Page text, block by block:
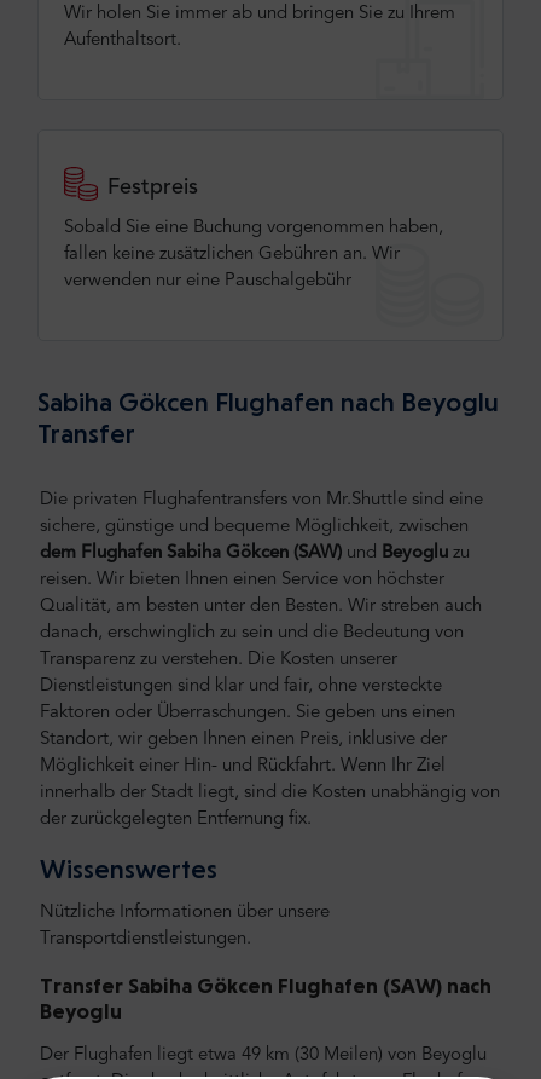
Wir holen Sie immer ab und bringen Sie zu Ihrem
Aufenthaltsort.
Festpreis
Sobald Sie eine Buchung vorgenommen haben,
fallen keine zusätzlichen Gebühren an. Wir
verwenden nur eine Pauschalgebühr
Sabiha Gökcen Flughafen nach Beyoglu
Transfer
Die privaten Flughafentransfers von Mr.Shuttle sind eine
sichere, günstige und bequeme Möglichkeit, zwischen
dem Flughafen Sabiha Gökcen (SAW) und Beyoglu zu
reisen. Wir bieten Ihnen einen Service von höchster
Qualität, am besten unter den Besten. Wir streben auch
danach, erschwinglich zu sein und die Bedeutung von
Transparenz zu verstehen. Die Kosten unserer
Dienstleistungen sind klar und fair, ohne versteckte
Faktoren oder Überraschungen. Sie geben uns einen
Standort, wir geben Ihnen einen Preis, inklusive der
Möglichkeit einer Hin- und Rückfahrt. Wenn Ihr Ziel
innerhalb der Stadt liegt, sind die Kosten unabhängig von
der zurückgelegten Entfernung fix.
Wissenswertes
Nützliche Informationen über unsere
Transportdienstleistungen.
Transfer Sabiha Gökcen Flughafen (SAW) nach
Beyoglu
Der Flughafen liegt etwa 49 km (30 Meilen) von Beyoglu